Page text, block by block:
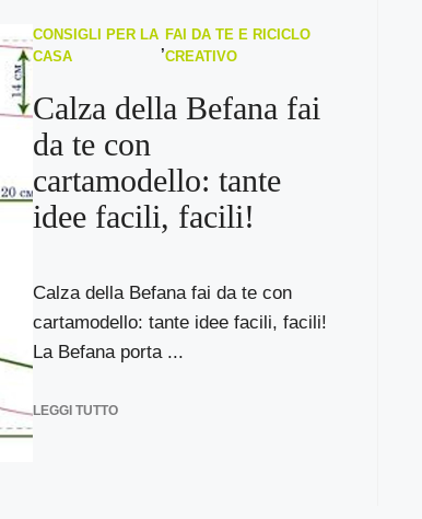
CONSIGLI PER LA
CASA
,
FAI DA TE E RICICLO
CREATIVO
Calza della Befana fai
da te con
cartamodello: tante
idee facili, facili!
Calza della Befana fai da te con
cartamodello: tante idee facili, facili!
La Befana porta ...
LEGGI TUTTO